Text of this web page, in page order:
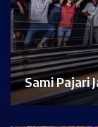
Sami Pajari